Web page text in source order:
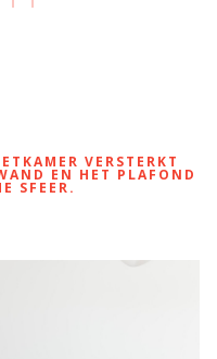
VERSTERKT
EN HET PLAFOND
SFEER.